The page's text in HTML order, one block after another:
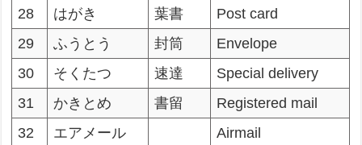
28
はがき 葉書
Post card
29
ふうとう 封筒
Envelope
30
そくたつ 速達
Special delivery
31
かきとめ 書留
Registered mail
32
エアメール
Airmail